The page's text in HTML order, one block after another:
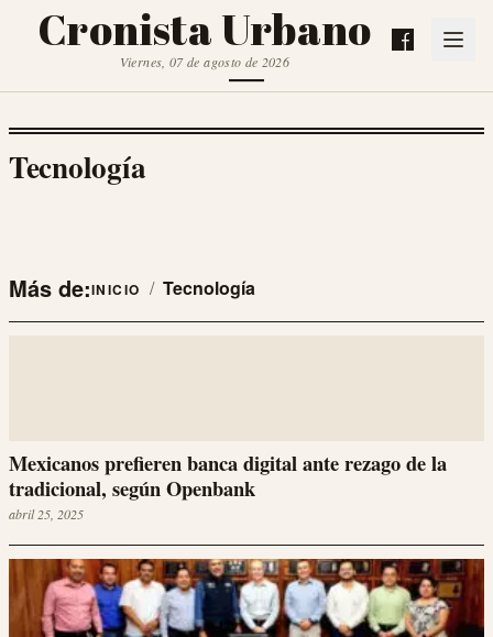
Cronista Urbano
Viernes, 07 de agosto de 2026
Tecnología
Más de:INICIO / Tecnología
Mexicanos prefieren banca digital ante rezago de la
tradicional, según Openbank
abril 25, 2025